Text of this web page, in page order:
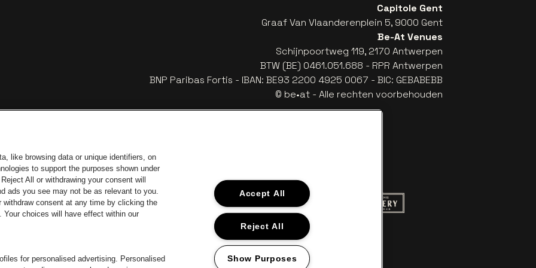
Capitole Gent
Graaf Van Vlaanderenplein 5, 9000 Gent
Be-At Venues
Schijnpoortweg 119, 2170 Antwerpen
BTW (BE) 0461.051.688 - RPR Antwerpen
BNP Paribas Fortis - IBAN: BE93 2200 4925 0067 - BIC: GEBABEBB
© be•at - Alle rechten voorbehouden
de website van JupilerGa naar de website van Coca-Cola
Ga naar de website van Red Bull
Ga naar de website van Het logo van Aperol
de website van Het logo van Jameson in offwhite
Ga naar de website van Het logo van Lillet in off-white
Ga naar de website van Croky
Ga naar de website van Nieuwsblad
Ga naar de website van Lotto
like browsing data or unique identifiers, on
to support the purposes shown under
All or withdrawing your consent will
ads you see may not be as relevant to you.
consent at any time by clicking the
choices will have effect within our
for personalised advertising. Personalised
Accept All
Reject All
Show Purposes